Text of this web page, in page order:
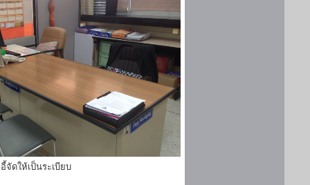
จัดให้เป็นระเบียบ